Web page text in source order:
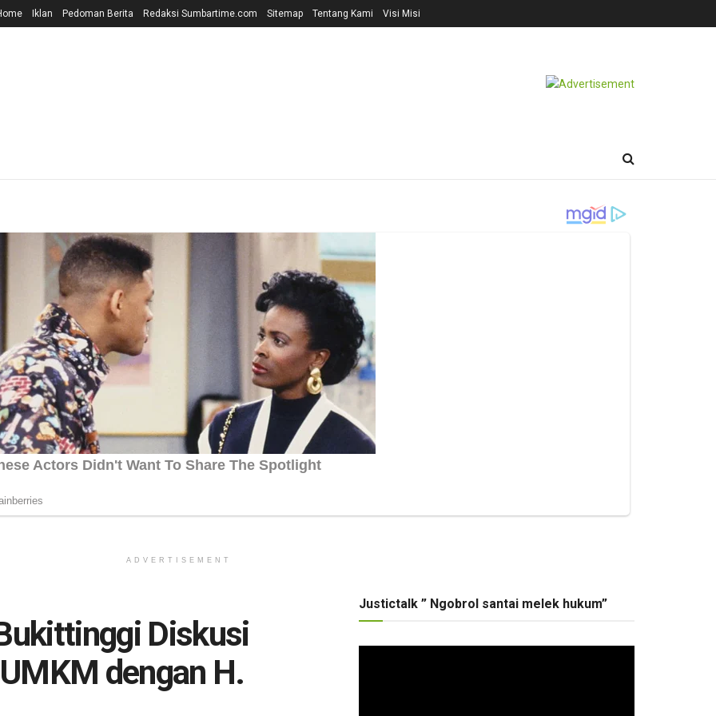
Iklan Pedoman Berita Redaksi Sumbartime.com Sitemap Tentang Kami Visi Misi
ADVERTISEMENT
Diskusi
dengan H.
Justictalk ” Ngobrol santai melek hukum”